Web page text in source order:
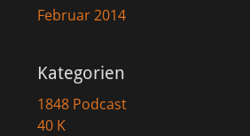
Februar 2014
Kategorien
1848 Podcast
40 K